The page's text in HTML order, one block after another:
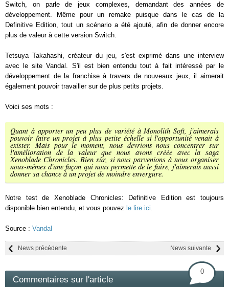
Switch, on parle de jeux complexes, demandant des années de
développement. Même pour un remake puisque dans le cas de la
Definitive Edition, tout un scénario a été ajouté, afin de donner encore
plus de valeur à cette version Switch.
Tetsuya Takahashi, créateur du jeu, s'est exprimé dans une interview
avec le site Vandal. S'il est bien entendu tout à fait intéressé par le
développement de la franchise à travers de nouveaux jeux, il aimerait
également pouvoir travailler sur de plus petits projets.
Voici ses mots :
Quant à apporter un peu plus de variété à Monolith Soft, j'aimerais
pouvoir faire un projet à plus petite échelle si l'opportunité venait à
exister. Mais pour le moment, nous devrions nous concentrer sur
l'amélioration de la valeur que nous avons créée avec la saga
Xenoblade Chronicles. Bien sûr, si nous parvenions à nous organiser
nous-mêmes d'une façon qui nous permette de le faire, j'aimerais aussi
donner sa chance à un projet de moindre envergure.
Notre test de Xenoblade Chronicles: Definitive Edition est toujours
disponible bien entendu, et vous pouvez le lire ici.
Source : Vandal
News suivante
News précédente
Commentaires sur l'article
0